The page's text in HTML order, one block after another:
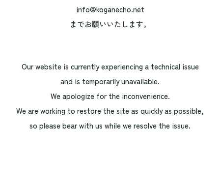
info@koganecho.net
までお願いいたします。
Our website is currently experiencing a technical issue
and is temporarily unavailable.
We apologize for the inconvenience.
We are working to restore the site as quickly as possible,
so please bear with us while we resolve the issue.